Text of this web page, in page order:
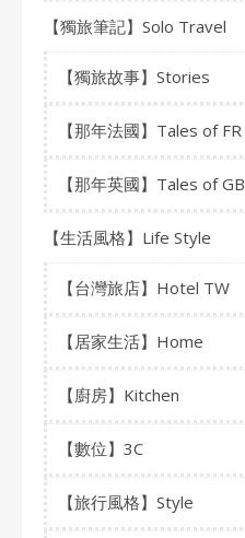
【獨旅筆記】Solo Travel
【獨旅故事】Stories
【那年法國】Tales of FR
【那年英國】Tales of GB
【生活風格】Life Style
【台灣旅店】Hotel TW
【居家生活】Home
【廚房】Kitchen
【數位】3C
【旅行風格】Style